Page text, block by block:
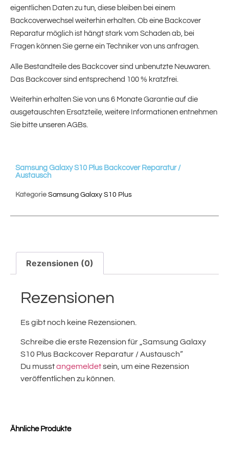
eigentlichen Daten zu tun, diese bleiben bei einem
Backcoverwechsel weiterhin erhalten. Ob eine Backcover
Reparatur möglich ist hängt stark vom Schaden ab, bei
Fragen können Sie gerne ein Techniker von uns anfragen.
Alle Bestandteile des Backcover sind unbenutzte Neuwaren.
Das Backcover sind entsprechend 100 % kratzfrei.
Weiterhin erhalten Sie von uns 6 Monate Garantie auf die
ausgetauschten Ersatzteile, weitere Informationen entnehmen
Sie bitte unseren AGBs.
Ähnliche Produkte
Samsung Galaxy S10 Plus Backcover Reparatur /
Austausch
Kategorie Samsung Galaxy S10 Plus
Rezensionen (0)
Rezensionen
Es gibt noch keine Rezensionen.
Schreibe die erste Rezension für „Samsung Galaxy
S10 Plus Backcover Reparatur / Austausch“
Du musstangemeldetsein, um eine Rezension
veröffentlichen zu können.